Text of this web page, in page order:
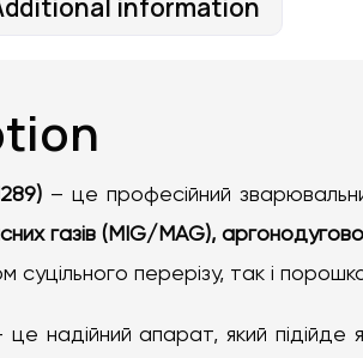
information
– це професійний
газів (MIG/MAG),
перерізу, так і
надійний апарат, який підійде